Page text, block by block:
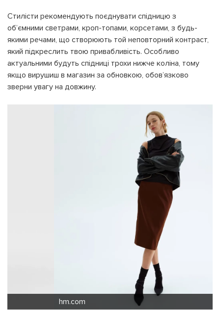
Стилісти рекомендують поєднувати спідницю з
об’ємними светрами, кроп-топами, корсетами, з будь-
якими речами, що створюють той неповторний контраст,
який підкреслить твою привабливість. Особливо
актуальними будуть спідниці трохи нижче коліна, тому
якщо вирушиш в магазин за обновкою, обов’язково
зверни увагу на довжину.